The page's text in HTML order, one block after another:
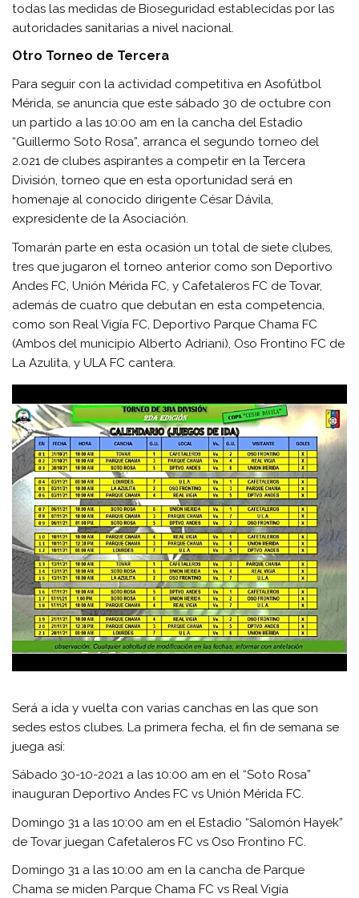
todas las medidas de Bioseguridad establecidas por las
autoridades sanitarias a nivel nacional.
Otro Torneo de Tercera
Para seguir con la actividad competitiva en Asofútbol
Mérida, se anuncia que este sábado 30 de octubre con
un partido a las 10:00 am en la cancha del Estadio
“Guillermo Soto Rosa”, arranca el segundo torneo del
2.021 de clubes aspirantes a competir en la Tercera
División, torneo que en esta oportunidad será en
homenaje al conocido dirigente César Dávila,
expresidente de la Asociación.
Tomarán parte en esta ocasión un total de siete clubes,
tres que jugaron el torneo anterior como son Deportivo
Andes FC, Unión Mérida FC, y Cafetaleros FC de Tovar,
además de cuatro que debutan en esta competencia,
como son Real Vigía FC, Deportivo Parque Chama FC
(Ambos del municipio Alberto Adriani), Oso Frontino FC de
La Azulita, y ULA FC cantera.
Será a ida y vuelta con varias canchas en las que son
sedes estos clubes. La primera fecha, el fin de semana se
juega así:
Sábado 30-10-2021 a las 10:00 am en el “Soto Rosa”
inauguran Deportivo Andes FC vs Unión Mérida FC.
Domingo 31 a las 10:00 am en el Estadio “Salomón Hayek”
de Tovar juegan Cafetaleros FC vs Oso Frontino FC.
Domingo 31 a las 10:00 am en la cancha de Parque
Chama se miden Parque Chama FC vs Real Vigía